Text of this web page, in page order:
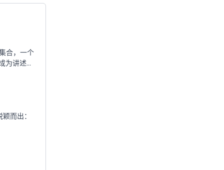
合，一个
为讲述故
而出：